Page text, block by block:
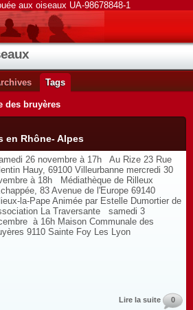
aux oiseaux UA-98678848-1
Tags
des bruyères
en Rhône- Alpes
26 novembre à 17h Au Rize 23 Rue
Hauy, 69100 Villeurbanne mercredi 30
à 18h Médiathèque de Rilleux
83 Avenue de l'Europe 69140
la-Pape Animée par Estelle Dumortier de
La Traversante samedi 3
à 16h Maison Communale des
9110 Sainte Foy Les Lyon
Lire la suite 0